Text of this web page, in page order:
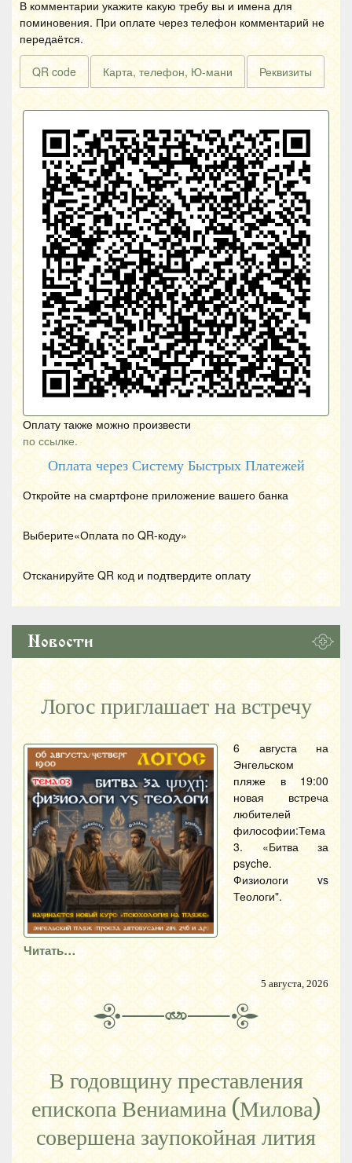
В комментарии укажите какую требу вы и имена для
поминовения. При оплате через телефон комментарий не
передаётся.
QR code Карта, телефон, Ю-мани Реквизиты
Оплату также можно произвести
по ссылке.
Оплата через Систему Быстрых Платежей
Откройте на смартфоне приложение вашего банка
Выберите«Оплата по QR-коду»
Отсканируйте QR код и подтвердите оплату
Новости
Логос приглашает на встречу
6 августа на
Энгельском
пляже в 19:00
новая встреча
любителей
философии:Тема
3. «Битва за
psyche.
Физиологи vs
Теологи".
Читать…
5 августа, 2026
В годовщину преставления
епископа Вениамина (Милова)
совершена заупокойная лития